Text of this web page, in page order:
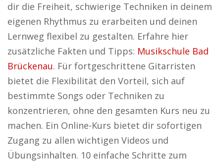
dir die Freiheit, schwierige Techniken in deinem
eigenen Rhythmus zu erarbeiten und deinen
Lernweg flexibel zu gestalten. Erfahre hier
zusätzliche Fakten und Tipps: Musikschule Bad
Brückenau. Für fortgeschrittene Gitarristen
bietet die Flexibilität den Vorteil, sich auf
bestimmte Songs oder Techniken zu
konzentrieren, ohne den gesamten Kurs neu zu
machen. Ein Online-Kurs bietet dir sofortigen
Zugang zu allen wichtigen Videos und
Übungsinhalten. 10 einfache Schritte zum